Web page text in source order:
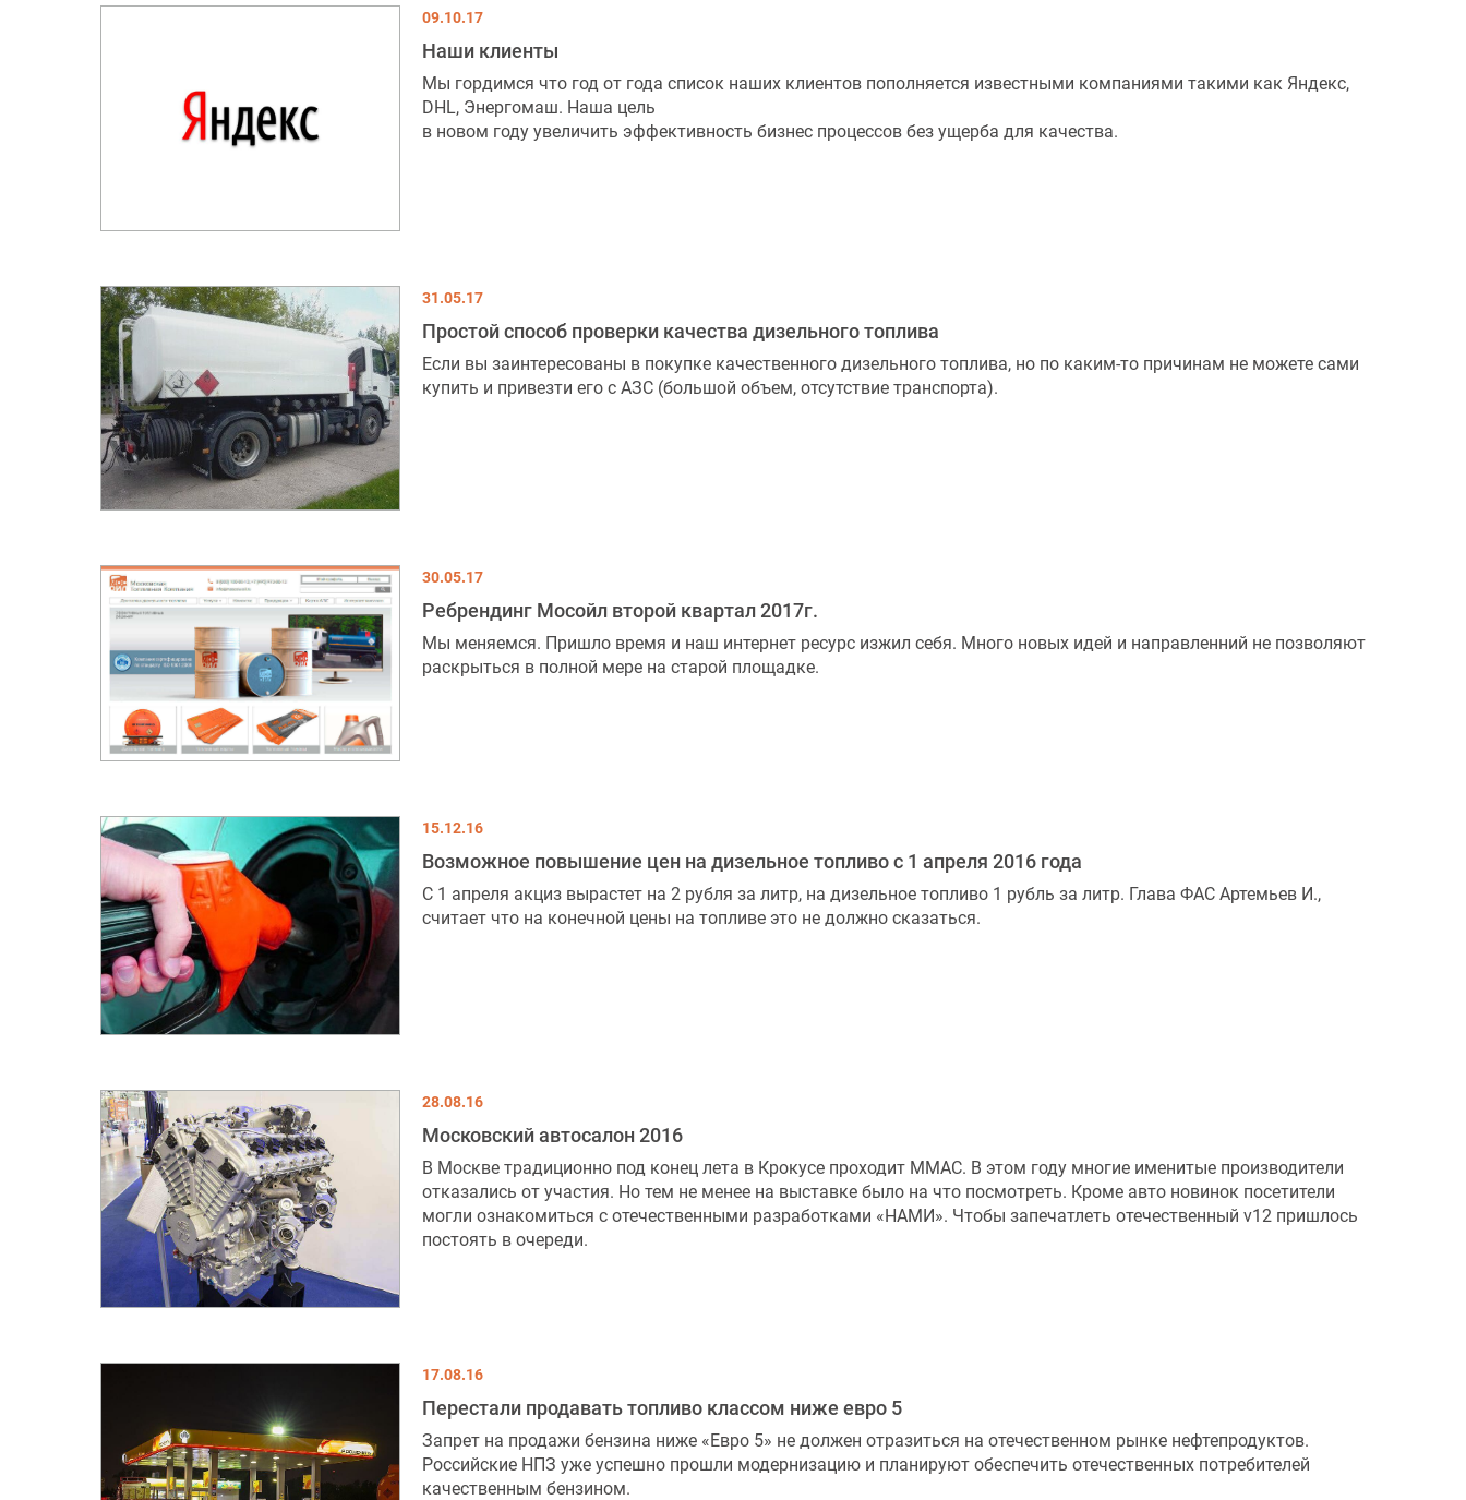
09.10.17
Наши клиенты
Мы гордимся что год от года список наших клиентов пополняется известными компаниями такими как Яндекс,
DHL, Энергомаш. Наша цель
в новом году увеличить эффективность бизнес процессов без ущерба для качества.
31.05.17
Простой способ проверки качества дизельного топлива
Если вы заинтересованы в покупке качественного дизельного топлива, но по каким-то причинам не можете сами
купить и привезти его с АЗС (большой объем, отсутствие транспорта).
30.05.17
Ребрендинг Мосойл второй квартал 2017г.
Мы меняемся. Пришло время и наш интернет ресурс изжил себя. Много новых идей и направленний не позволяют
раскрыться в полной мере на старой площадке.
15.12.16
Возможное повышение цен на дизельное топливо с 1 апреля 2016 года
С 1 апреля акциз вырастет на 2 рубля за литр, на дизельное топливо 1 рубль за литр. Глава ФАС Артемьев И.,
считает что на конечной цены на топливе это не должно сказаться.
28.08.16
Московский автосалон 2016
В Москве традиционно под конец лета в Крокусе проходит MMAC. В этом году многие именитые производители
отказались от участия. Но тем не менее на выставке было на что посмотреть. Кроме авто новинок посетители
могли ознакомиться с отечественными разработками «НАМИ». Чтобы запечатлеть отечественный v12 пришлось
постоять в очереди.
17.08.16
Перестали продавать топливо классом ниже евро 5
Запрет на продажи бензина ниже «Евро 5» не должен отразиться на отечественном рынке нефтепродуктов.
Российские НПЗ уже успешно прошли модернизацию и планируют обеспечить отечественных потребителей
качественным бензином.